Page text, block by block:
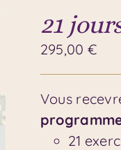
21
295,00 €
Vous
21